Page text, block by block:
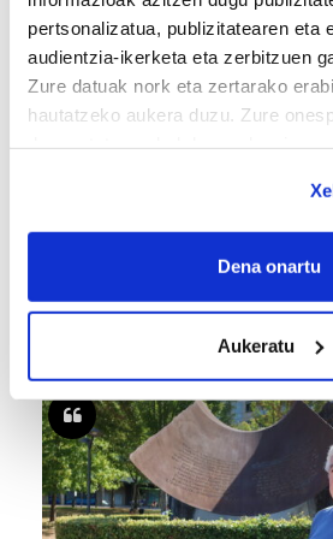
pertsonalizatua, publizitatearen eta
audientzia-ikerketa eta zerbitzuen
Zure datuak nork eta zertarako
hautatzeko aukera duzu. Zure
If you allow, we would also like to:
Collect information about
meters
Identify your device by
specific characteristics
Find out more about how your
and set your preferences in the
Guk eta gure bazkideek zure datu
prozesatzen ditugu, zure IP
Dena onartu
Aukeratu
TXIRRINDULARITZA
«Entrenatzen duzun bideetan
gehiago motibatzen zaitu»